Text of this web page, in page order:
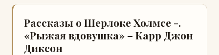
Рассказы о Шерлоке Холмсе -.
«Рыжая вдовушка» – Карр Джон
Диксон